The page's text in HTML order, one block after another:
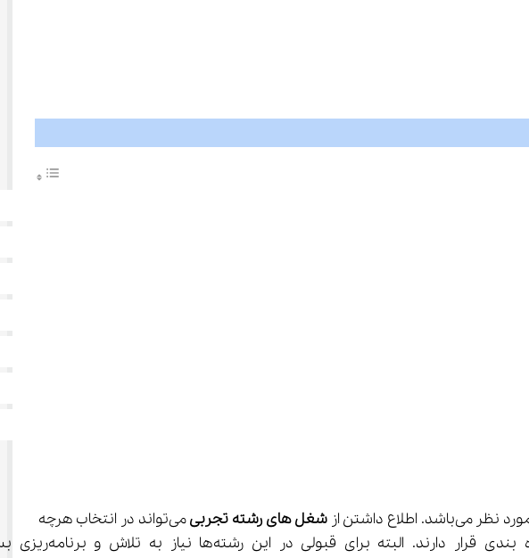
شغل ‌های رشته تجربی
می‌تواند در انتخاب هرچه
بهتر رشته تحصیلی در آینده به شما کمک کند. مسلماً